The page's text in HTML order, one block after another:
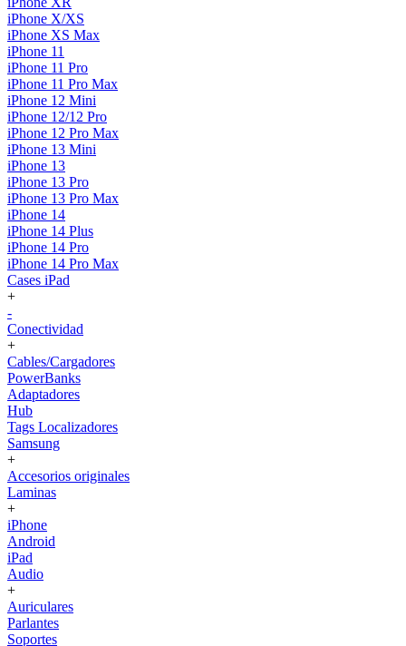
iPhone X/XS
iPhone XS Max
iPhone 11
iPhone 11 Pro
iPhone 11 Pro Max
iPhone 12 Mini
iPhone 12/12 Pro
iPhone 12 Pro Max
iPhone 13 Mini
iPhone 13
iPhone 13 Pro
iPhone 13 Pro Max
iPhone 14
iPhone 14 Plus
iPhone 14 Pro
iPhone 14 Pro Max
Cases iPad
+
-
Conectividad
+
Cables/Cargadores
PowerBanks
Adaptadores
Hub
Tags Localizadores
Samsung
+
Accesorios originales
Laminas
+
iPhone
Android
iPad
Audio
+
Auriculares
Parlantes
Soportes